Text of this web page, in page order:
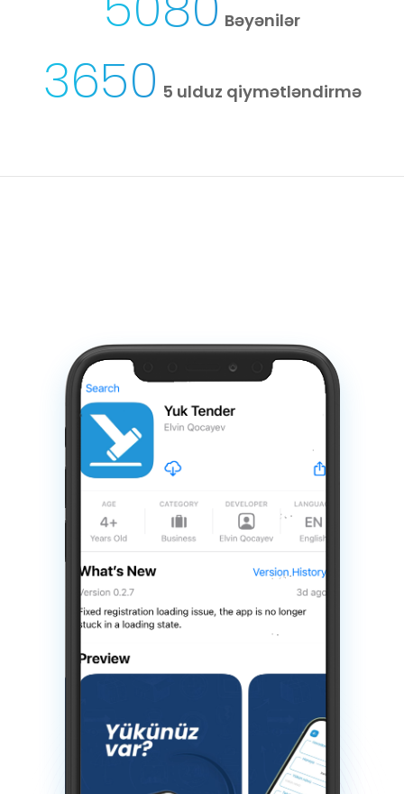
Bəyənilər
3650 5 ulduz qiymətləndirmə